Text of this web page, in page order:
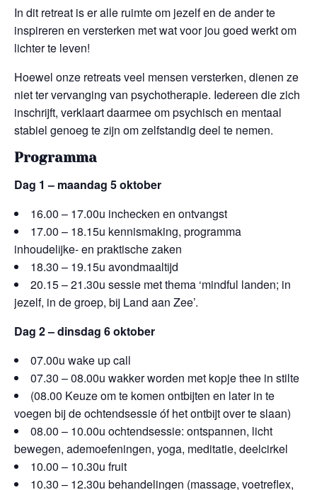
In dit retreat is er alle ruimte om jezelf en de ander te
inspireren en versterken met wat voor jou goed werkt om
lichter te leven!
Hoewel onze retreats veel mensen versterken, dienen ze
niet ter vervanging van psychotherapie. Iedereen die zich
inschrijft, verklaart daarmee om psychisch en mentaal
stabiel genoeg te zijn om zelfstandig deel te nemen.
Programma
Dag 1 – maandag 5 oktober
16.00 – 17.00u inchecken en ontvangst
17.00 – 18.15u kennismaking, programma
inhoudelijke- en praktische zaken
18.30 – 19.15u avondmaaltijd
20.15 – 21.30u sessie met thema ‘mindful landen; in
jezelf, in de groep, bij Land aan Zee’.
Dag 2 – dinsdag 6 oktober
07.00u wake up call
07.30 – 08.00u wakker worden met kopje thee in stilte
(08.00 Keuze om te komen ontbijten en later in te
voegen bij de ochtendsessie óf het ontbijt over te slaan)
08.00 – 10.00u ochtendsessie: ontspannen, licht
bewegen, ademoefeningen, yoga, meditatie, deelcirkel
10.00 – 10.30u fruit
10.30 – 12.30u behandelingen (massage, voetreflex,